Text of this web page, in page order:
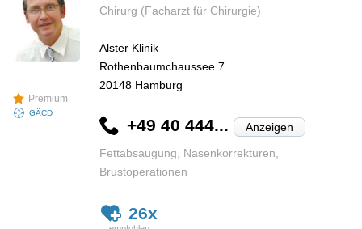
Premium
GÄCD
Chirurg (Facharzt für Chirurgie)
Alster Klinik
Rothenbaumchaussee 7
20148 Hamburg
+49 40 444... Anzeigen
Fettabsaugung, Nasenkorrekturen,
Brustoperationen
26x